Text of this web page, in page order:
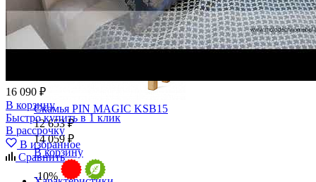
Скамья PIN MAGIC KSB15
12 653 ₽
14 059 ₽
В корзину
-10%
16 090 ₽
В корзину
Быстро купить в 1 клик
В рассрочку
В избранное
Сравнить